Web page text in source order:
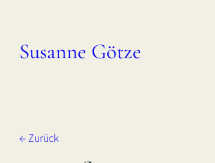
springen
Susanne Götze
← Zurück